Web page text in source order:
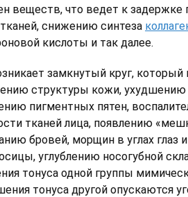
веществ, что ведет к задержке
снижению синтеза
кислоты и так далее.
замкнутый круг, который
структуры кожи, ухудшению
пигментных пятен,
тканей лица, появлению
бровей, морщин в углах глаз
углублению носогубной
тонуса одной группы
тонуса другой опускаются